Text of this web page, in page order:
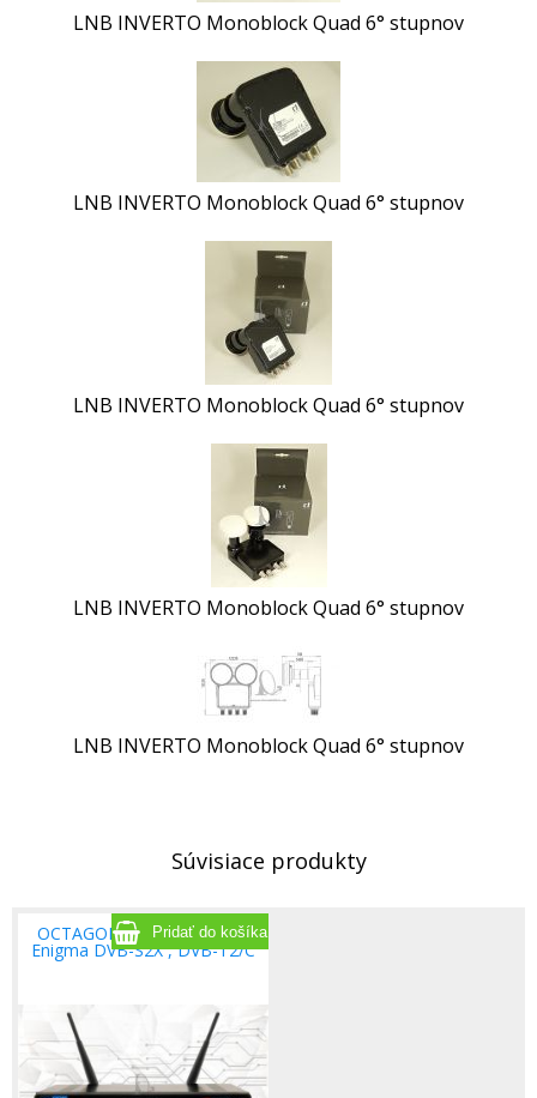
LNB INVERTO Monoblock Quad 6° stupnov
LNB INVERTO Monoblock Quad 6° stupnov
LNB INVERTO Monoblock Quad 6° stupnov
LNB INVERTO Monoblock Quad 6° stupnov
LNB INVERTO Monoblock Quad 6° stupnov
Súvisiace produkty
OCTAGON SF8008 UHD 4K
Enigma DVB-S2X , DVB-T2/C